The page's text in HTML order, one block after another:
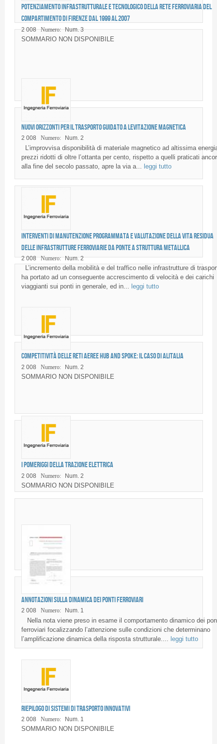
Potenziamento infrastrutturale e tecnologico della rete ferroviaria del
compartimento di Firenze dal 1999 al 2007
2 008 Numero: Num. 3
SOMMARIO NON DISPONIBILE
Nuovi orizzonti per il trasporto guidato a levitazione magnetica
2 008 Numero: Num. 2
L’improvvisa disponibilità di materiale magnetico ad altissima
prezzi ridotti di oltre l’ottanta per cento, rispetto a quelli praticati
alla fine del secolo passato, apre la via a... leggi tutto
Interventi di manutenzione programmata e valutazione della vita residua
delle infrastrutture ferroviarie da ponte a struttura metallica
2 008 Numero: Num. 2
L’incremento della mobilità e del traffico nelle infrastrutture di
ha portato ad un conseguente accrescimento di velocità e dei carichi
viaggianti sui ponti in generale, ed in... leggi tutto
Competitività delle reti aeree hub and spoke: il caso di Alitalia
2 008 Numero: Num. 2
SOMMARIO NON DISPONIBILE
I pomeriggi della trazione elettrica
2 008 Numero: Num. 2
SOMMARIO NON DISPONIBILE
Annotazioni sulla dinamica dei ponti ferroviari
2 008 Numero: Num. 1
Nella nota viene preso in esame il comportamento dinamico dei
ferroviari focalizzando l’attenzione sulle condizioni che determinano
l’amplificazione dinamica della risposta strutturale.... leggi tutto
Riepilogo di sistemi di trasporto innovativi
2 008 Numero: Num. 1
SOMMARIO NON DISPONIBILE